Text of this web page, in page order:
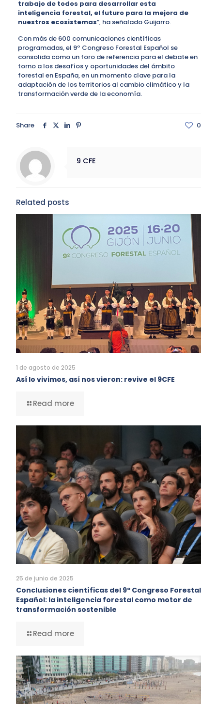
trabajo de todos para desarrollar esta
inteligencia forestal, el futuro para la mejora de
nuestros ecosistemas”, ha señalado Guijarro.
Con más de 600 comunicaciones científicas
programadas, el 9º Congreso Forestal Español se
consolida como un foro de referencia para el debate en
torno a los desafíos y oportunidades del ámbito
forestal en España, en un momento clave para la
adaptación de los territorios al cambio climático y la
transformación verde de la economía.
Share 0
9 CFE
Related posts
1 de agosto de 2025
Así lo vivimos, así nos vieron: revive el 9CFE
Read more
25 de junio de 2025
Conclusiones científicas del 9º Congreso Forestal
Español: la inteligencia forestal como motor de
transformación sostenible
Read more